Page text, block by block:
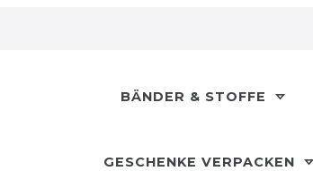
BÄNDER & STOFFE
GESCHENKE VERPACKEN